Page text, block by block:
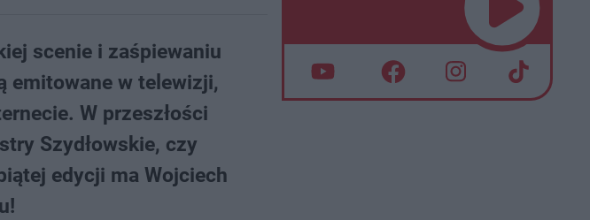
scenie i zaśpiewaniu
emitowane w telewizji,
W przeszłości
Szydłowskie, czy
edycji ma Wojciech